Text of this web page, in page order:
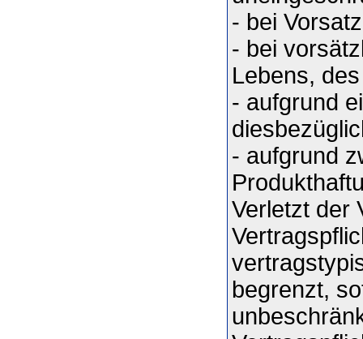
- bei
- bei
Lebens,
- aufgrund
- aufgrund
Verletzt der
begrenzt,